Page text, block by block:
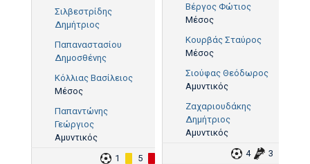
Σιλβεστρίδης
Δημήτριος
Παπαναστασίου
Δημοσθένης
Κόλλιας Βασίλειος
Μέσος
Παπαντώνης
Γεώργιος
Αμυντικός
1
5
Βέργος Φώτιος
Μέσος
Κουρβάς Σταύρος
Μέσος
Σιούφας Θεόδωρος
Αμυντικός
Ζαχαριουδάκης
Δημήτριος
Αμυντικός
4
3